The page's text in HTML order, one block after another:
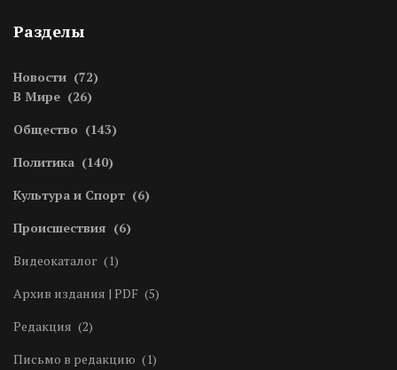
Разделы
Новости (72)
В Мире (26)
Общество (143)
Политика (140)
Культура и Спорт (6)
Происшествия (6)
Видеокаталог (1)
Архив издания | PDF (5)
Редакция (2)
Письмо в редакцию (1)